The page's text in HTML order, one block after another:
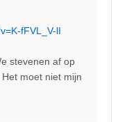
fFVL_V-lI
stevenen af op
moet niet mijn